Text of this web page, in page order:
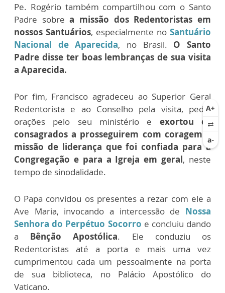
Pe. Rogério também compartilhou com o Santo
Padre sobre a missão dos Redentoristas em
nossos Santuários, especialmente no Santuário
Nacional de Aparecida, no Brasil. O Santo
Padre disse ter boas lembranças de sua visita
a Aparecida.
Por fim, Francisco agradeceu ao Superior Geral
Redentorista e ao Conselho pela visita, pediu
orações pelo seu ministério e exortou os
consagrados a prosseguirem com coragem a
missão de liderança que foi confiada para a
Congregação e para a Igreja em geral, neste
tempo de sinodalidade.
O Papa convidou os presentes a rezar com ele a
Ave Maria, invocando a intercessão de Nossa
Senhora do Perpétuo Socorro e concluiu dando
a Bênção Apostólica. Ele conduziu os
Redentoristas até a porta e mais uma vez
cumprimentou cada um pessoalmente na porta
de sua biblioteca, no Palácio Apostólico do
Vaticano.